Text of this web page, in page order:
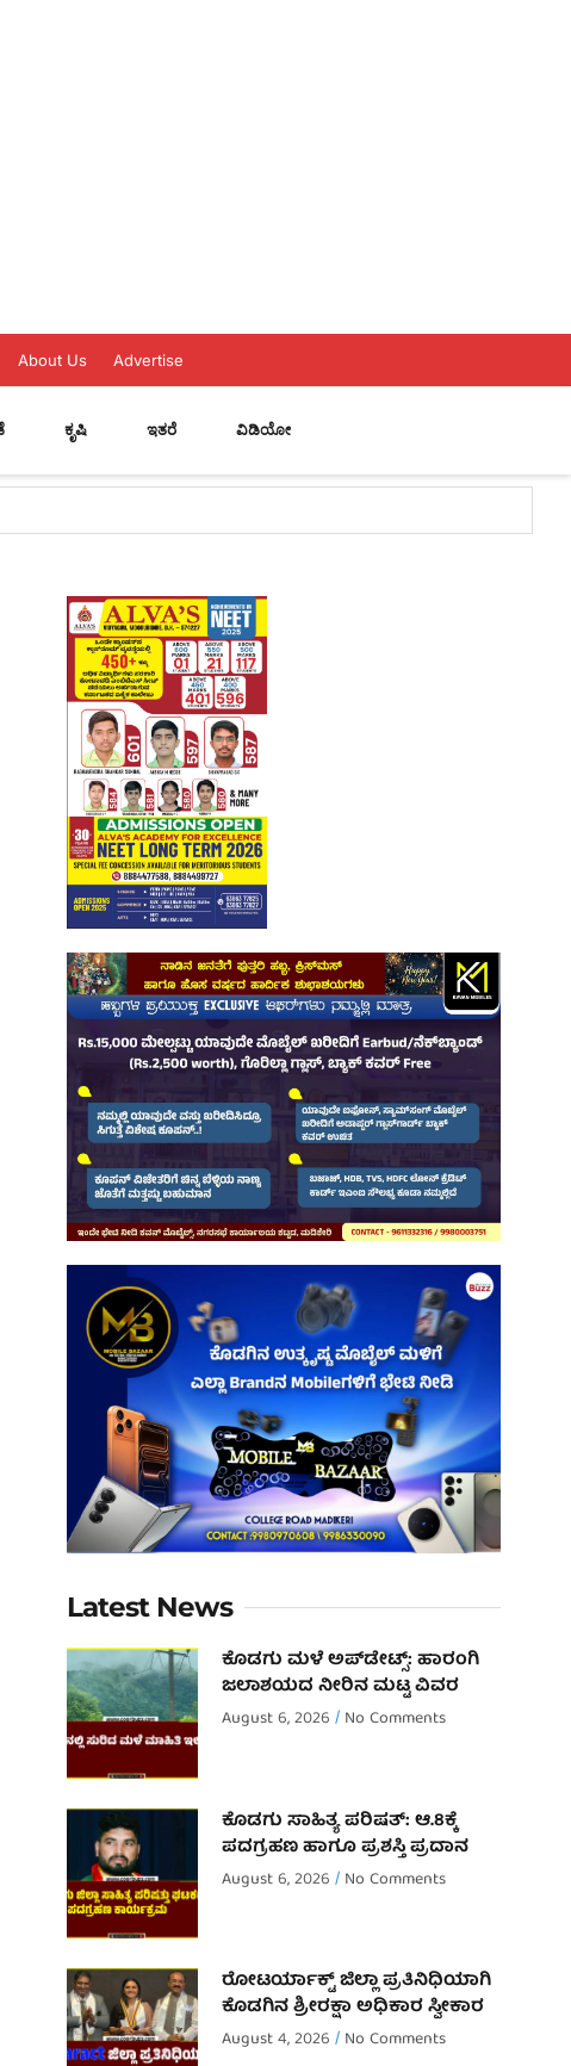
About Us Advertise
ಕೃಷಿ ಇತರೆ ವಿಡಿಯೋ
Latest News
ಕೊಡಗು ಮಳೆ ಅಪ್‌ಡೇಟ್ಸ್: ಹಾರಂಗಿ
ಜಲಾಶಯದ ನೀರಿನ ಮಟ್ಟ ವಿವರ
August 6, 2026 No Comments
ಕೊಡಗು ಸಾಹಿತ್ಯ ಪರಿಷತ್: ಆ.8ಕ್ಕೆ
ಪದಗ್ರಹಣ ಹಾಗೂ ಪ್ರಶಸ್ತಿ ಪ್ರದಾನ
August 6, 2026 No Comments
ರೋಟರ್ಯಾಕ್ಟ್ ಜಿಲ್ಲಾ ಪ್ರತಿನಿಧಿಯಾಗಿ
ಕೊಡಗಿನ ಶ್ರೀರಕ್ಷಾ ಅಧಿಕಾರ ಸ್ವೀಕಾರ
August 4, 2026 No Comments